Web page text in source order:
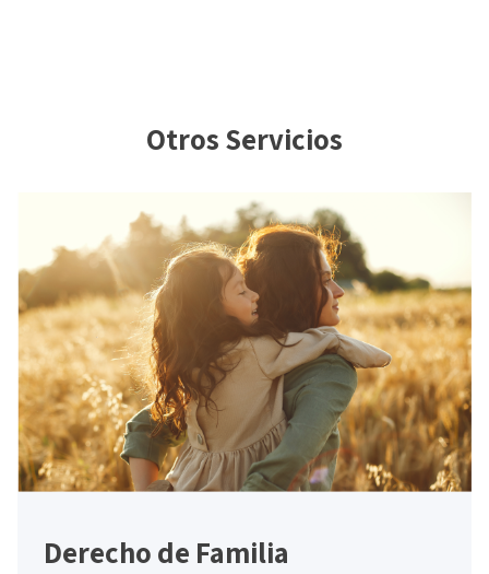
Otros Servicios
Derecho de Familia